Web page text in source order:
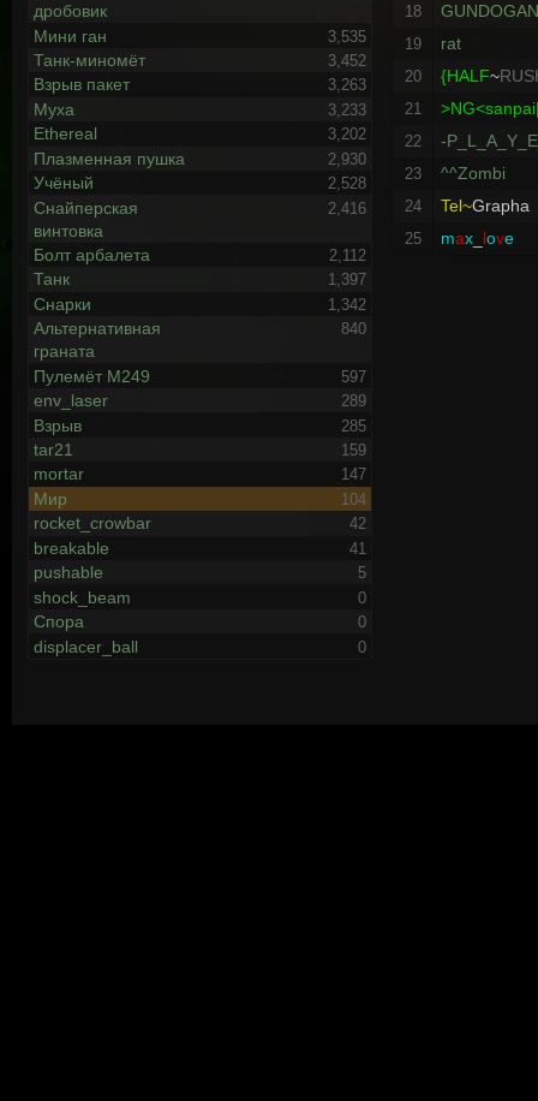
дробовик
Мини ган 3,535
Танк-миномёт 3,452
Взрыв пакет 3,263
Муха 3,233
Ethereal 3,202
Плазменная пушка 2,930
Учёный 2,528
Снайперская
винтовка
2,416
Болт арбалета 2,112
Танк 1,397
Снарки 1,342
Альтернативная
граната
840
Пулемёт М249 597
env_laser 289
Взрыв 285
tar21 159
mortar 147
Мир 104
rocket_crowbar 42
breakable 41
pushable 5
shock_beam 0
Спора 0
displacer_ball 0
18
19 rat
20 {HALF~
21 >NG<sanpai
22 -
23 ^^Zombi
24 Tel~Grapha
25 max love